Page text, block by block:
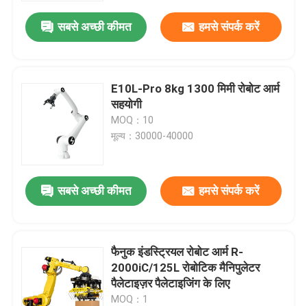
सबसे अच्छी कीमत हमसे संपर्क करें
E10L-Pro 8kg 1300 मिमी रोबोट आर्म
सहयोगी
MOQ：10
मूल्य：30000-40000
सबसे अच्छी कीमत हमसे संपर्क करें
फैनुक इंडस्ट्रियल रोबोट आर्म R-
2000iC/125L रोबोटिक मैनिपुलेटर
पैलेटाइज़र पैलेटाइजिंग के लिए
MOQ：1